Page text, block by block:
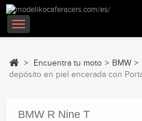
Navegación
Toggle
> Encuentra tu moto > BMW >
depósito en piel encerada con
BMW R Nine T